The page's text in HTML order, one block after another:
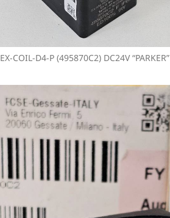
EX-COIL-D4-P (495870C2) DC24V “PARKER”